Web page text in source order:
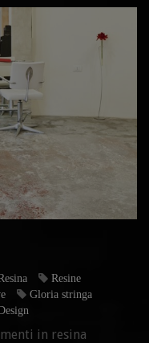
Resine
Gloria stringa
in resina